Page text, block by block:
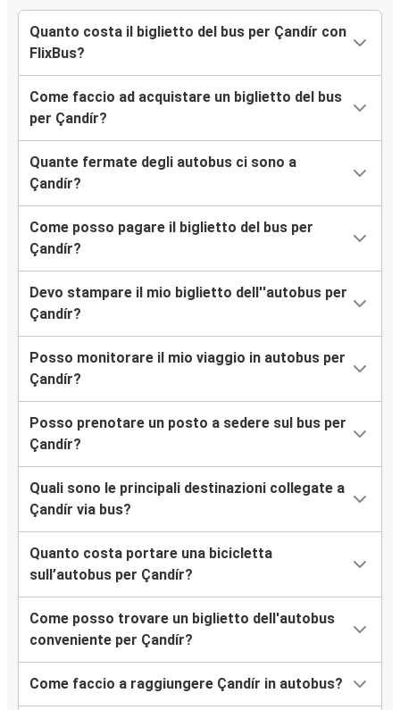
Quanto costa il biglietto del bus per Çandír con
FlixBus?
Come faccio ad acquistare un biglietto del bus
per Çandír?
Quante fermate degli autobus ci sono a
Çandír?
Come posso pagare il biglietto del bus per
Çandír?
Devo stampare il mio biglietto dell''autobus per
Çandír?
Posso monitorare il mio viaggio in autobus per
Çandír?
Posso prenotare un posto a sedere sul bus per
Çandír?
Quali sono le principali destinazioni collegate a
Çandír via bus?
Quanto costa portare una bicicletta
sull’autobus per Çandír?
Come posso trovare un biglietto dell'autobus
conveniente per Çandír?
Come faccio a raggiungere Çandír in autobus?